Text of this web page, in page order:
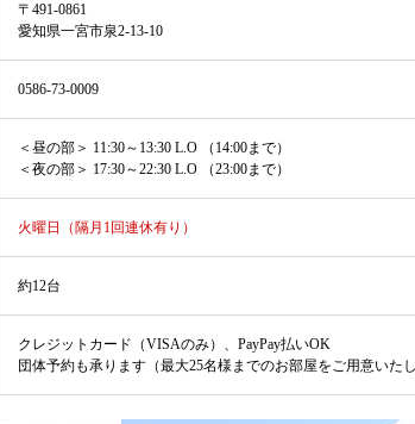
〒491-0861
愛知県一宮市泉2-13-10
0586-73-0009
＜昼の部＞ 11:30～13:30 L.O （14:00まで）
＜夜の部＞ 17:30～22:30 L.O （23:00まで）
火曜日（隔月1回連休有り）
約12台
クレジットカード（VISAのみ）、PayPay払いOK
団体予約も承ります（最大25名様までのお部屋をご用意いた